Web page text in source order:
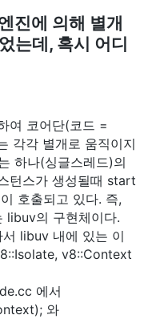
진에 의해 별개
는데, 혹시 어디
여 코어단(코드 =
각각 별개로 움직이지
하나(싱글스레드)의
턴스가 생성될때 start
호출되고 있다. 즉,
libuv의 구현체이다.
libuv 내에 있는 이
v8::Context
에서
와